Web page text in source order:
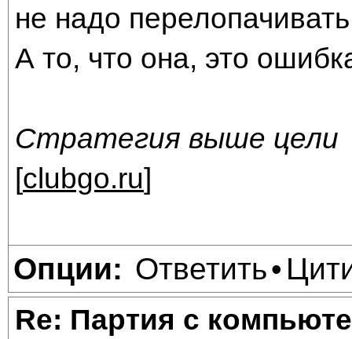
не надо
А то, что она, это
Стратегия выше цели
[clubgo.ru]
Опции: Ответить•
Re: Партия с